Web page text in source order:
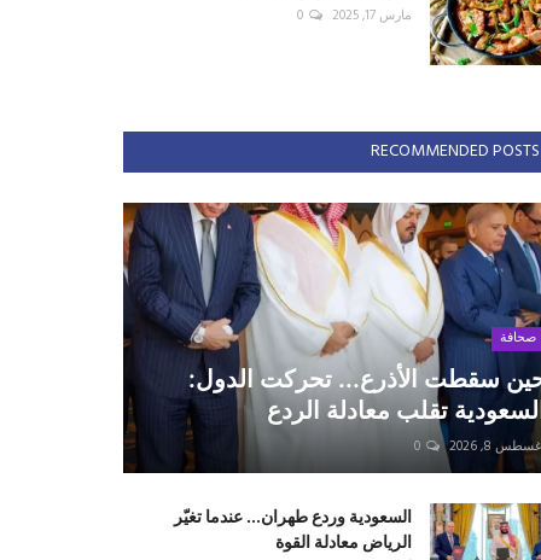
مارس 17, 2025 0
RECOMMENDED POSTS
صحافة
سقطت الأذرع... تحركت الدول:
السعودية تقلب معادلة الردع
8, 2026
0
السعودية وردع طهران... عندما تغيّر
الرياض معادلة القوة